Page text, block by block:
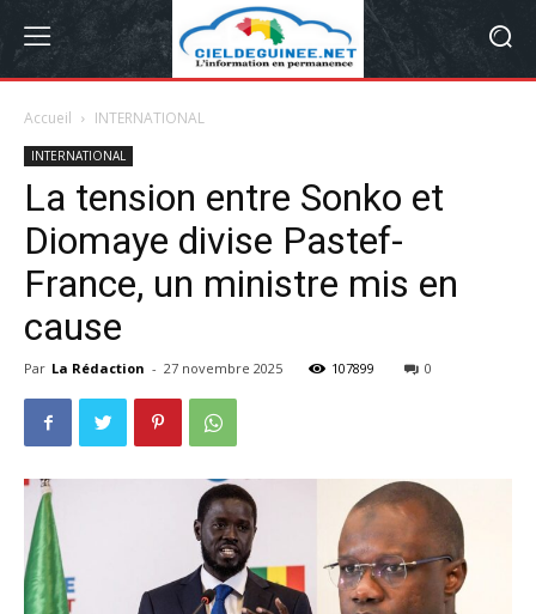
Accueil INTERNATIONAL
INTERNATIONAL
La tension entre Sonko et
Diomaye divise Pastef-
France, un ministre mis en
cause
Par La Rédaction - 27 novembre 2025 107899 0